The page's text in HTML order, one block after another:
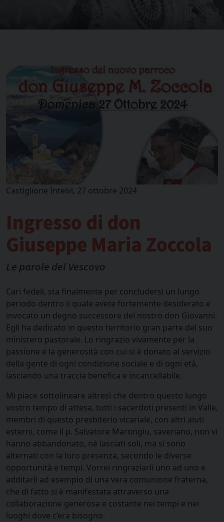
Castiglione Intelvi, 27 ottobre 2024
Ingresso di don
Giuseppe Maria Zoccola
Le parole del Vescovo
Cari fedeli, sta finalmente per concludersi un lungo
periodo dentro il quale avete fortemente desiderato e
invocato un degno successore del nostro don Giovanni.
Egli ha dedicato in questo territorio gran parte del suo
ministero pastorale. Lo ringrazio vivamente per la
passione e la generosità con cui si è donato al servizio
della gente di ogni condizione sociale e di ogni età,
lasciando una traccia benefica e incancellabile.
Mi piace sottolineare altresì che dentro questo lungo
vostro tempo di attesa, tutti i sacerdoti presenti in Valle,
membri di questo presbiterio vicariale, con altri aiuti
esterni, come il p. Salvatore Marongiu, saveriano, non vi
hanno abbandonato, né lasciati soli, ma si sono
alternati con la loro presenza, secondo le diverse
opportunità e tempi. Vorrei ringraziarli uno ad uno e
additarli ad esempio di una vera comunione fraterna,
che di fatto si è manifestata attraverso una
collaborazione generosa e costante nei tempi e nei
luoghi dove c’era bisogno.